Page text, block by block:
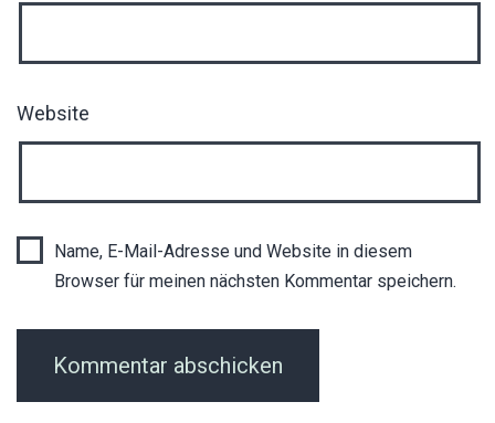
Website
Name, E-Mail-Adresse und Website in diesem
Browser für meinen nächsten Kommentar speichern.